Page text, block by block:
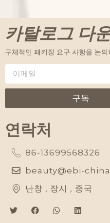
카탈로그 다
구체적인 패키징 요구 사항을 논
구독
연락처
86-13699568326
beauty@ebi-
난창 , 장시 , 중국